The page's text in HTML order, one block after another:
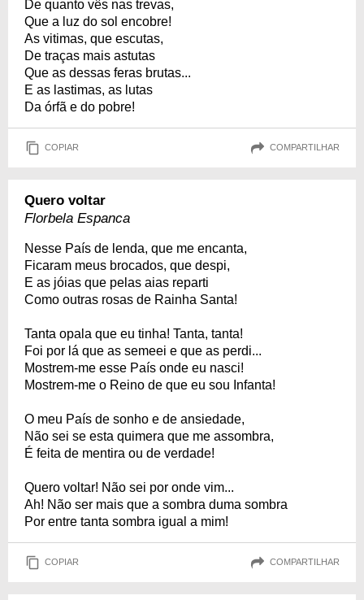
De quanto vês nas trevas,
Que a luz do sol encobre!
As vitimas, que escutas,
De traças mais astutas
Que as dessas feras brutas...
E as lastimas, as lutas
Da órfã e do pobre!
COPIAR COMPARTILHAR
Quero voltar
Florbela Espanca
Nesse País de lenda, que me encanta,
Ficaram meus brocados, que despi,
E as jóias que pelas aias reparti
Como outras rosas de Rainha Santa!
Tanta opala que eu tinha! Tanta, tanta!
Foi por lá que as semeei e que as perdi...
Mostrem-me esse País onde eu nasci!
Mostrem-me o Reino de que eu sou Infanta!
O meu País de sonho e de ansiedade,
Não sei se esta quimera que me assombra,
É feita de mentira ou de verdade!
Quero voltar! Não sei por onde vim...
Ah! Não ser mais que a sombra duma sombra
Por entre tanta sombra igual a mim!
COPIAR COMPARTILHAR